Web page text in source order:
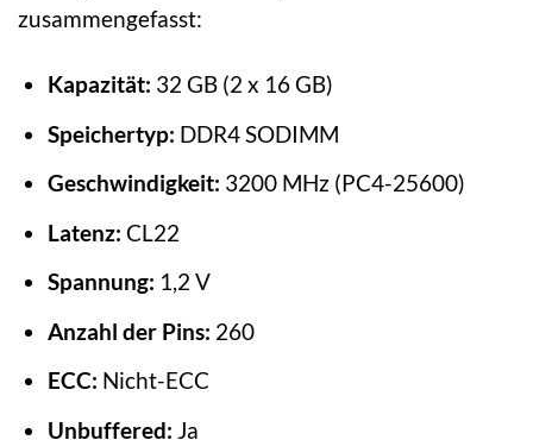
zusammengefasst:
Kapazität: 32 GB (2 x 16 GB)
Speichertyp: DDR4 SODIMM
Geschwindigkeit: 3200 MHz (PC4-25600)
Latenz: CL22
Spannung: 1,2 V
Anzahl der Pins: 260
ECC: Nicht-ECC
Unbuffered: Ja